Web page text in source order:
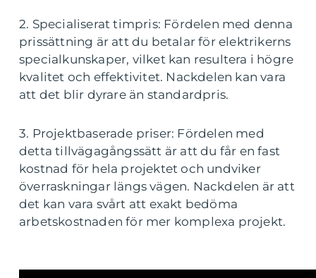
2. Specialiserat timpris: Fördelen med denna
prissättning är att du betalar för elektrikerns
specialkunskaper, vilket kan resultera i högre
kvalitet och effektivitet. Nackdelen kan vara
att det blir dyrare än standardpris.
3. Projektbaserade priser: Fördelen med
detta tillvägagångssätt är att du får en fast
kostnad för hela projektet och undviker
överraskningar längs vägen. Nackdelen är att
det kan vara svårt att exakt bedöma
arbetskostnaden för mer komplexa projekt.